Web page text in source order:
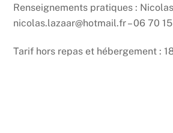
Renseignements pratiques :
nicolas.lazaar@hotmail.fr – 06 70
Tarif hors repas et hébergement :